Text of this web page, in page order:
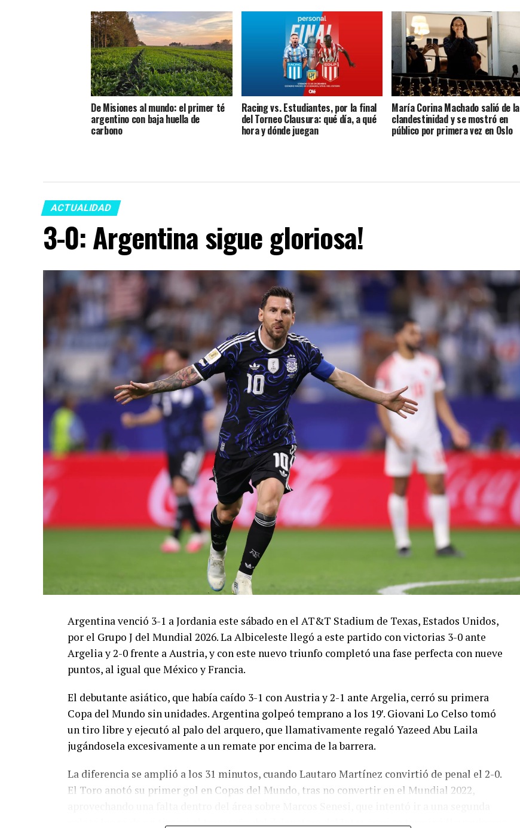
De Misiones al mundo: el primer té
argentino con baja huella de
carbono
Racing vs. Estudiantes, por la final
del Torneo Clausura: qué día, a qué
hora y dónde juegan
María Corina Machado salió de la
clandestinidad y se mostró en
público por primera vez en Oslo
ACTUALIDAD
3-0: Argentina sigue gloriosa!
Argentina venció 3-1 a Jordania este sábado en el AT&T Stadium de Texas, Estados Unidos,
por el Grupo J del Mundial 2026. La Albiceleste llegó a este partido con victorias 3-0 ante
Argelia y 2-0 frente a Austria, y con este nuevo triunfo completó una fase perfecta con nueve
puntos, al igual que México y Francia.
El debutante asiático, que había caído 3-1 con Austria y 2-1 ante Argelia, cerró su primera
Copa del Mundo sin unidades. Argentina golpeó temprano a los 19′. Giovani Lo Celso tomó
un tiro libre y ejecutó al palo del arquero, que llamativamente regaló Yazeed Abu Laila
jugándosela excesivamente a un remate por encima de la barrera.
La diferencia se amplió a los 31 minutos, cuando Lautaro Martínez convirtió de penal el 2-0.
El Toro anotó su primer gol en Copas del Mundo, tras no convertir en el Mundial 2022,
pelota luego de un tiro en el travesaño del delanatero del Inter, pero se terminó llevando una